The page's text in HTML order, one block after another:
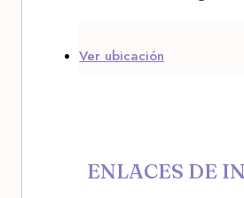
Ver ubicación
ENLACES DE